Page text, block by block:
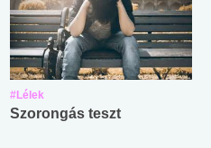
#Lélek
Szorongás teszt